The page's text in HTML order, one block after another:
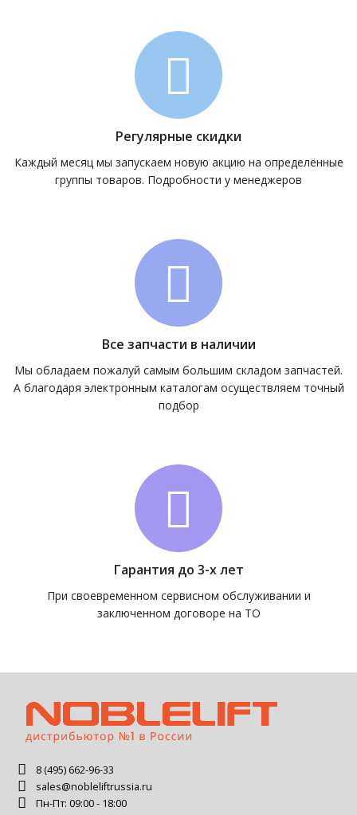
Регулярные скидки
Каждый месяц мы запускаем новую акцию на определённые
группы товаров. Подробности у менеджеров
Все запчасти в наличии
Мы обладаем пожалуй самым большим складом запчастей.
А благодаря электронным каталогам осуществляем точный
подбор
Гарантия до 3-х лет
При своевременном сервисном обслуживании и
заключенном договоре на ТО
8 (495) 662-96-33
sales@nobleliftrussia.ru
Пн-Пт: 09:00 - 18:00